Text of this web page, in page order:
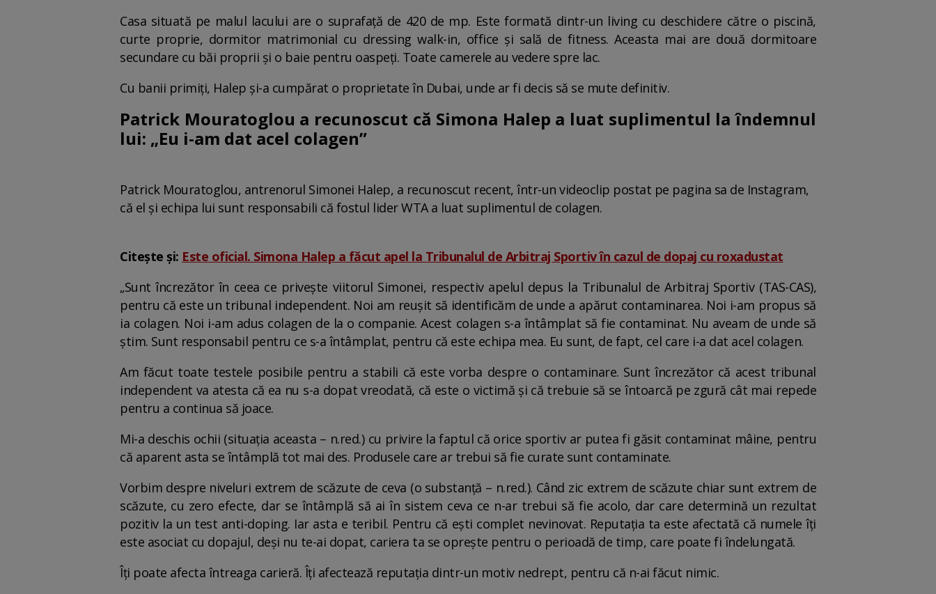
Casa situată pe malul lacului are o suprafaţă de 420 de mp. Este formată dintr-un living cu deschidere către o piscină,
curte proprie, dormitor matrimonial cu dressing walk-in, office şi sală de fitness. Aceasta mai are două dormitoare
secundare cu băi proprii şi o baie pentru oaspeţi. Toate camerele au vedere spre lac.
Cu banii primiți, Halep și-a cumpărat o proprietate în Dubai, unde ar fi decis să se mute definitiv.
Patrick Mouratoglou a recunoscut că Simona Halep a luat suplimentul la îndemnul
lui: „Eu i-am dat acel colagen”
Patrick Mouratoglou, antrenorul Simonei Halep, a recunoscut recent, într-un videoclip postat pe pagina sa de Instagram,
că el și echipa lui sunt responsabili că fostul lider WTA a luat suplimentul de colagen.
Citește și: Este oficial. Simona Halep a făcut apel la Tribunalul de Arbitraj Sportiv în cazul de dopaj cu roxadustat
„Sunt încrezător în ceea ce privește viitorul Simonei, respectiv apelul depus la Tribunalul de Arbitraj Sportiv (TAS-CAS),
pentru că este un tribunal independent. Noi am reușit să identificăm de unde a apărut contaminarea. Noi i-am propus să
ia colagen. Noi i-am adus colagen de la o companie. Acest colagen s-a întâmplat să fie contaminat. Nu aveam de unde să
știm. Sunt responsabil pentru ce s-a întâmplat, pentru că este echipa mea. Eu sunt, de fapt, cel care i-a dat acel colagen.
Am făcut toate testele posibile pentru a stabili că este vorba despre o contaminare. Sunt încrezător că acest tribunal
independent va atesta că ea nu s-a dopat vreodată, că este o victimă și că trebuie să se întoarcă pe zgură cât mai repede
pentru a continua să joace.
Mi-a deschis ochii (situația aceasta – n.red.) cu privire la faptul că orice sportiv ar putea fi găsit contaminat mâine, pentru
că aparent asta se întâmplă tot mai des. Produsele care ar trebui să fie curate sunt contaminate.
Vorbim despre niveluri extrem de scăzute de ceva (o substanță – n.red.). Când zic extrem de scăzute chiar sunt extrem de
scăzute, cu zero efecte, dar se întâmplă să ai în sistem ceva ce n-ar trebui să fie acolo, dar care determină un rezultat
pozitiv la un test anti-doping. Iar asta e teribil. Pentru că ești complet nevinovat. Reputația ta este afectată că numele îți
este asociat cu dopajul, deși nu te-ai dopat, cariera ta se oprește pentru o perioadă de timp, care poate fi îndelungată.
Îți poate afecta întreaga carieră. Îți afectează reputația dintr-un motiv nedrept, pentru că n-ai făcut nimic.